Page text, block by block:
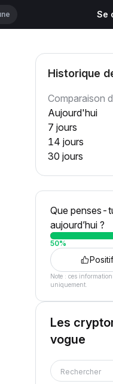
Se
Historique
Comparaison
Aujourd'hui
7 jours
14 jours
30 jours
Que penses-
aujourd’hui ?
50%
Positif
Note : ces
uniquement.
Les
vogue
Rechercher